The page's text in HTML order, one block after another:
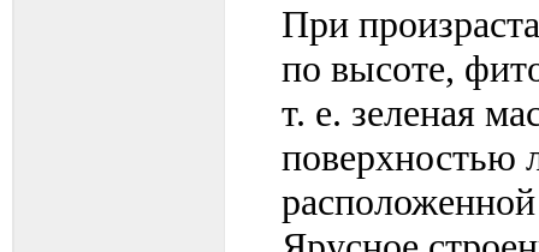
При
по высоте,
т. е. зеленая
поверхностью